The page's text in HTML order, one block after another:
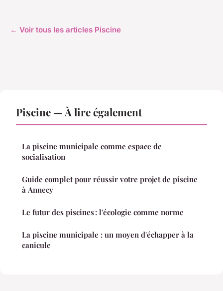
← Voir tous les articles Piscine
Piscine — À lire également
La piscine municipale comme espace de
socialisation
Guide complet pour réussir votre projet de piscine
à Annecy
Le futur des piscines : l'écologie comme norme
La piscine municipale : un moyen d'échapper à la
canicule